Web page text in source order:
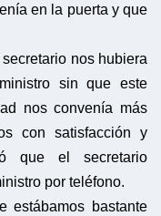
en la puerta y que
nos hubiera
sin que este
nos convenía más
con satisfacción y
que el secretario
por teléfono.
bastante